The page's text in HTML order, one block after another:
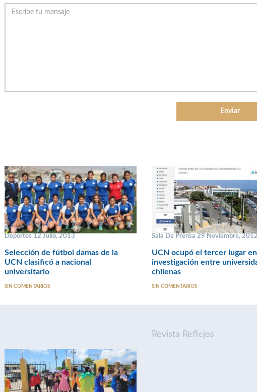
Deportes 12 Julio, 2013
Selección de fútbol damas de la
UCN clasificó a nacional
universitario
SIN COMENTARIOS
Sala De Prensa 29 Noviembre, 2012
UCN ocupó el tercer lugar en
investigación entre
chilenas
SIN COMENTARIOS
Revista Reflejos